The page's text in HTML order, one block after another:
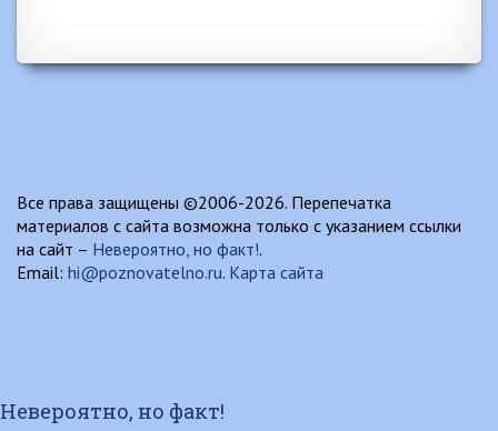
Все права защищены ©2006-2026. Перепечатка
материалов с сайта возможна только с указанием ссылки
на сайт – Невероятно, но факт!.
Email: hi@poznovatelno.ru. Карта сайта
Невероятно, но факт!